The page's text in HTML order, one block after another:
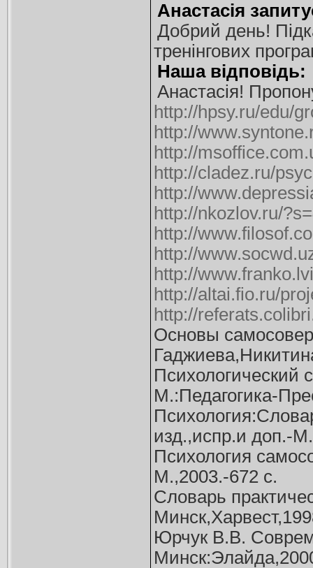
Анастасія
Добрий день!
тренінгових
Наша відповідь:
Анастасія!
http://hpsy.ru/edu/
http://
http://
http://cladez.ru/
http://
http://nkozlov.ru/
http://
http://
http://
http://altai.fio.ru/
http://
Основы
Психологический
М.:Педагогика-
изд.,испр.и доп.-
Психология
М.,2003.-672 с.
Словарь
Юрчук В.В.